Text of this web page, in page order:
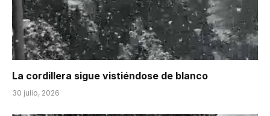
La cordillera sigue vistiéndose de blanco
30 julio, 2026